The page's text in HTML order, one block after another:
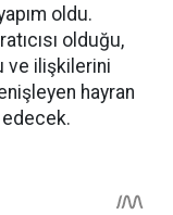
oldu.
olduğu,
ve ilişkilerini
hayran